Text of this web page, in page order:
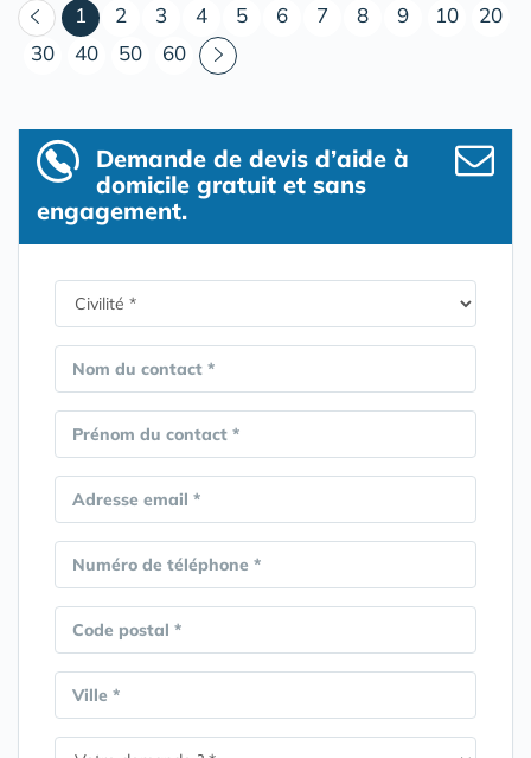
1 (courant)
2 3 4 5 6 7 8 9 10
20
30
40 50 60
Demande de devis d’aide à
domicile gratuit et sans
engagement.
Nom du contact *
Prénom du contact *
Adresse email *
Numéro de téléphone *
Code postal *
Ville *